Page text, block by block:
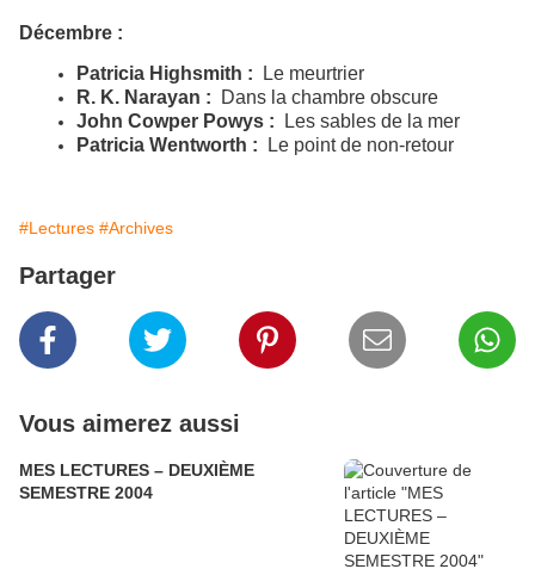
Décembre :
Patricia Highsmith :
Le meurtrier
R. K. Narayan :
Dans la chambre obscure
John Cowper Powys : Les sables de la mer
Patricia Wentworth : Le point de non-retour
#Lectures #Archives
Partager
Vous aimerez aussi
MES LECTURES – DEUXIÈME
SEMESTRE 2004